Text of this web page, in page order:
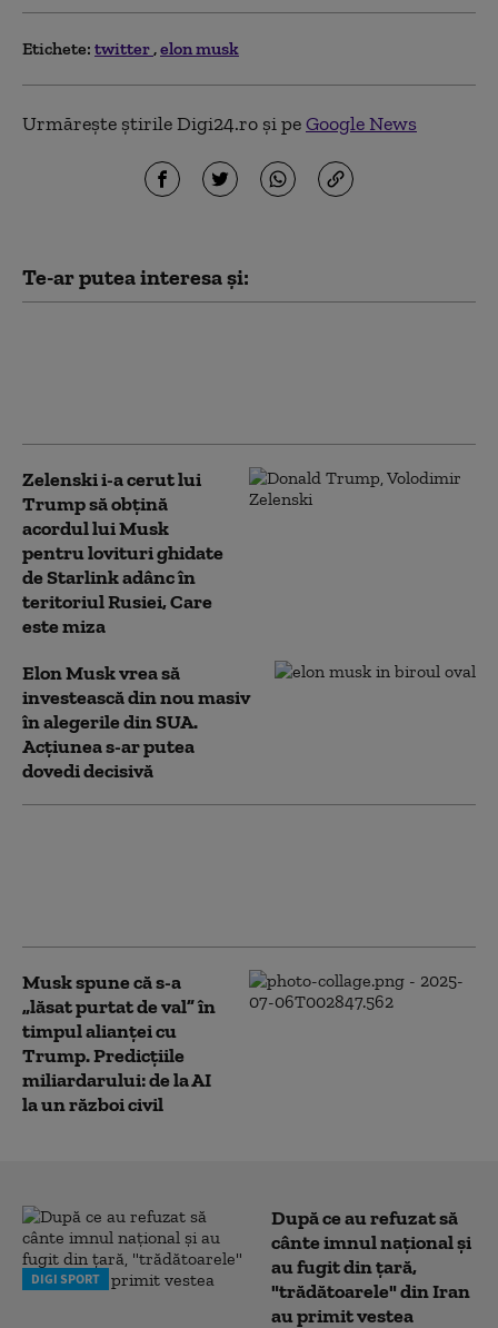
Etichete: twitter elon musk
Urmărește știrile Digi24.ro și peGoogle News
Te-ar putea interesa și:
Zelenski i-a cerut lui
Trump să obțină
acordul lui Musk
pentru lovituri ghidate
de Starlink adânc în
teritoriul Rusiei, Care
este miza
Elon Musk vrea să
investească din nou masiv
în alegerile din SUA.
Acțiunea s-ar putea
dovedi decisivă
Musk spune că s-a
„lăsat purtat de val” în
timpul alianței cu
Trump. Predicțiile
miliardarului: de la AI
la un război civil
DIGI SPORT
După ce au refuzat să
cânte imnul naţional şi
au fugit din ţară,
"trădătoarele" din Iran
au primit vestea